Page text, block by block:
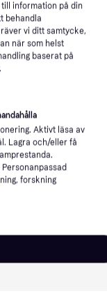
Borrhammare Makita DHR171Z; 18 V; 1,2 J; SDS-plus (utan batteri och laddare) 1 799 kr
kanske skulle
information på din
behandla
vi ditt samtycke,
när som helst
baserat på
Aktivt läsa av
Lagra och/eller få
forskning